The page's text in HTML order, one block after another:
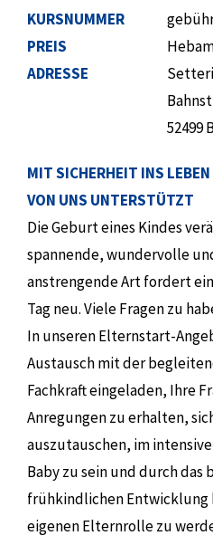
KURSNUMMER
PREIS
ADRESSE
52499
MIT SICHERHEIT INS
VON UNS UNTERSTÜTZT
Die Geburt eines Kindes
spannende, wundervolle
anstrengende Art fordert
Tag neu. Viele Fragen zu
In unseren Elternstart-
Austausch mit der
Fachkraft eingeladen, Ihre
Anregungen zu erhalten,
auszutauschen, im
Baby zu sein und durch das
frühkindlichen Entwicklung
eigenen Elternrolle zu